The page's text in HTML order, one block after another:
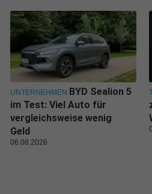
UNTERNEHMEN BYD Sealion 5
im Test: Viel Auto für
vergleichsweise wenig
Geld
06.08.2026